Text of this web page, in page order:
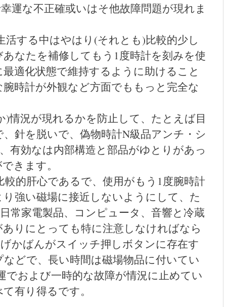
運な不正確或いはそ他故障問題が現れま
する中はやはり(それとも)比較的少し
なたを補修してもう1度時計を刻みを使
適化状態で維持するように助けること
時計が外観など方面でももっと完全な
情況が現れるかを防止して、たとえば目
針を脱いで、偽物時計N級品アンチ・シ
有効なは内部構造と部品がゆとりがあっ
きます。
的肝心であるで、使用がもう1度腕時計
強い磁場に接近しないようにして、た
常家電製品、コンピュータ、音響と冷蔵
りにとっても特に注意しなければなら
かばんがスイッチ押しボタンに存在す
どで、長い時間は磁場物品に付いてい
および一時的な故障が情況に止めてい
有り得るです。